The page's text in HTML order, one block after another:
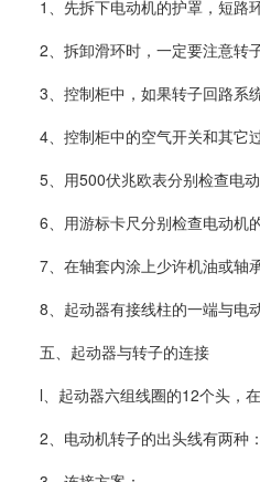
1、先拆下电动机的护罩，短路
2、拆卸滑环时，一定要注意转
3、控制柜中，如果转子回路系
4、控制柜中的空气开关和其它
5、用500伏兆欧表分别检查电
6、用游标卡尺分别检查电动机
7、在轴套内涂上少许机油或轴
8、起动器有接线柱的一端与电
五、起动器与转子的连接
l、起动器六组线圈的12个头，
2、电动机转子的出头线有两种